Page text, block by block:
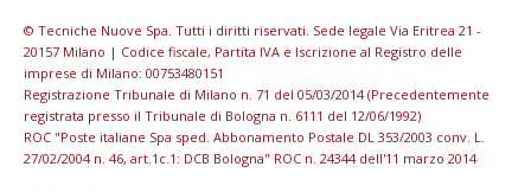
© Tecniche Nuove Spa. Tutti i diritti riservati. Sede legale Via Eritrea 21 -
20157 Milano | Codice fiscale, Partita IVA e Iscrizione al Registro delle
imprese di Milano: 00753480151
Registrazione Tribunale di Milano n. 71 del 05/03/2014 (Precedentemente
registrata presso il Tribunale di Bologna n. 6111 del 12/06/1992)
ROC "Poste italiane Spa sped. Abbonamento Postale DL 353/2003 conv. L.
27/02/2004 n. 46, art.1c.1: DCB Bologna" ROC n. 24344 dell'11 marzo 2014